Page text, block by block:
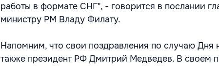
работы в формате СНГ", - говорится в послании
министру РМ Владу Филату.
Напомним, что свои поздравления по случаю Дня
также президент РФ Дмитрий Медведев. В своем